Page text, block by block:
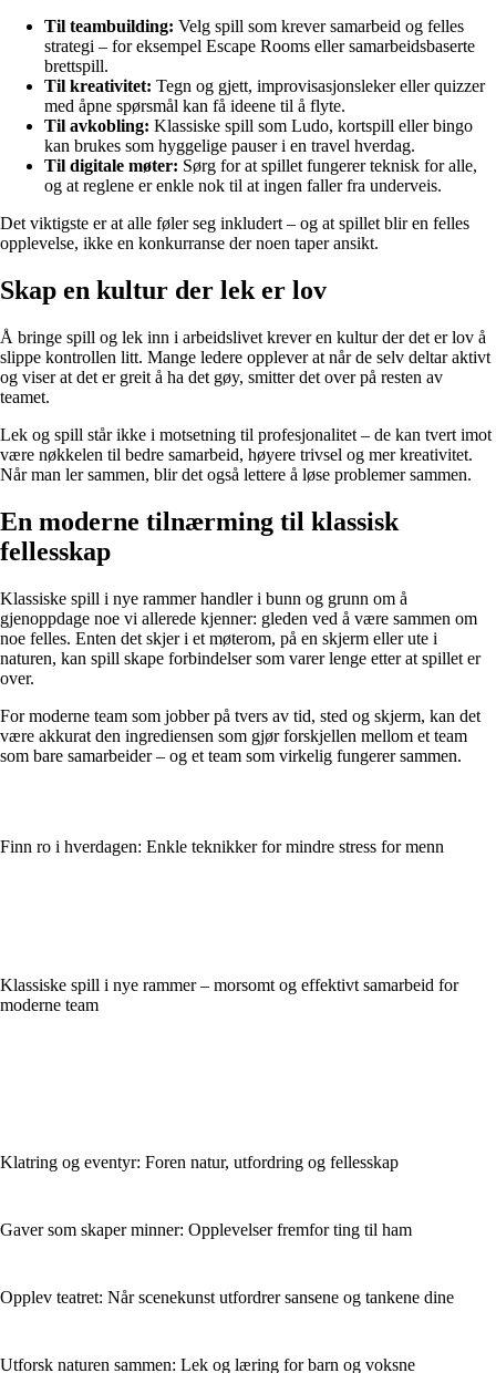
Til teambuilding: Velg spill som krever samarbeid og felles
strategi – for eksempel Escape Rooms eller samarbeidsbaserte
brettspill.
Til kreativitet: Tegn og gjett, improvisasjonsleker eller quizzer
med åpne spørsmål kan få ideene til å flyte.
Til avkobling: Klassiske spill som Ludo, kortspill eller bingo
kan brukes som hyggelige pauser i en travel hverdag.
Til digitale møter: Sørg for at spillet fungerer teknisk for alle,
og at reglene er enkle nok til at ingen faller fra underveis.
Det viktigste er at alle føler seg inkludert – og at spillet blir en felles
opplevelse, ikke en konkurranse der noen taper ansikt.
Skap en kultur der lek er lov
Å bringe spill og lek inn i arbeidslivet krever en kultur der det er lov å
slippe kontrollen litt. Mange ledere opplever at når de selv deltar aktivt
og viser at det er greit å ha det gøy, smitter det over på resten av
teamet.
Lek og spill står ikke i motsetning til profesjonalitet – de kan tvert imot
være nøkkelen til bedre samarbeid, høyere trivsel og mer kreativitet.
Når man ler sammen, blir det også lettere å løse problemer sammen.
En moderne tilnærming til klassisk
fellesskap
Klassiske spill i nye rammer handler i bunn og grunn om å
gjenoppdage noe vi allerede kjenner: gleden ved å være sammen om
noe felles. Enten det skjer i et møterom, på en skjerm eller ute i
naturen, kan spill skape forbindelser som varer lenge etter at spillet er
over.
For moderne team som jobber på tvers av tid, sted og skjerm, kan det
være akkurat den ingrediensen som gjør forskjellen mellom et team
som bare samarbeider – og et team som virkelig fungerer sammen.
Finn ro i hverdagen: Enkle teknikker for mindre stress for menn
Klassiske spill i nye rammer – morsomt og effektivt samarbeid for
moderne team
Klatring og eventyr: Foren natur, utfordring og fellesskap
Gaver som skaper minner: Opplevelser fremfor ting til ham
Opplev teatret: Når scenekunst utfordrer sansene og tankene dine
Utforsk naturen sammen: Lek og læring for barn og voksne